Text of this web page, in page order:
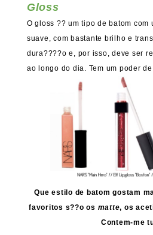
Gloss
O gloss ?? um tipo de batom com
suave, com bastante brilho e
dura????o e, por isso, deve ser
ao longo do dia. Tem um poder
Que estilo de batom gostam
favoritos s??o os matte, os
Contem-me